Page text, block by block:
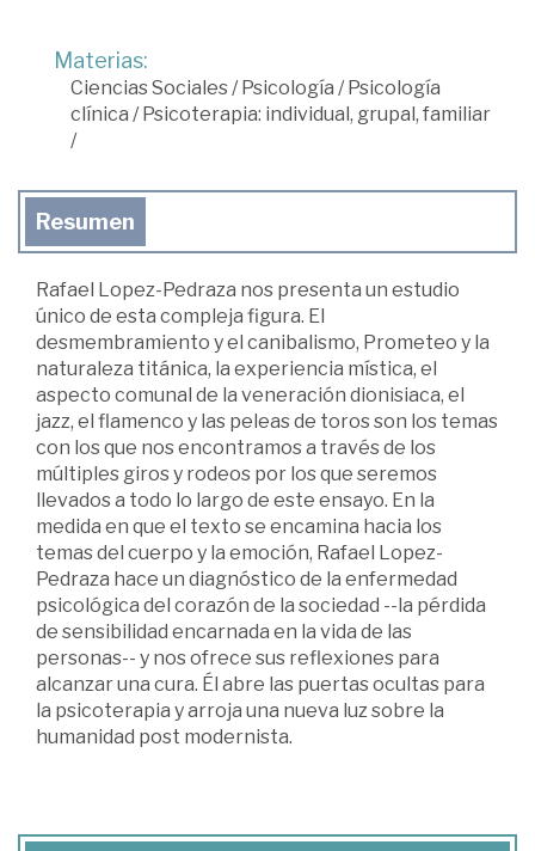
Materias:
Ciencias Sociales /Psicología /Psicología
clínica /Psicoterapia: individual, grupal, familiar
/
Resumen
Rafael Lopez-Pedraza nos presenta un estudio
único de esta compleja figura. El
desmembramiento y el canibalismo, Prometeo y la
naturaleza titánica, la experiencia mística, el
aspecto comunal de la veneración dionisiaca, el
jazz, el flamenco y las peleas de toros son los temas
con los que nos encontramos a través de los
múltiples giros y rodeos por los que seremos
llevados a todo lo largo de este ensayo. En la
medida en que el texto se encamina hacia los
temas del cuerpo y la emoción, Rafael Lopez-
Pedraza hace un diagnóstico de la enfermedad
psicológica del corazón de la sociedad --la pérdida
de sensibilidad encarnada en la vida de las
personas-- y nos ofrece sus reflexiones para
alcanzar una cura. Él abre las puertas ocultas para
la psicoterapia y arroja una nueva luz sobre la
humanidad post modernista.